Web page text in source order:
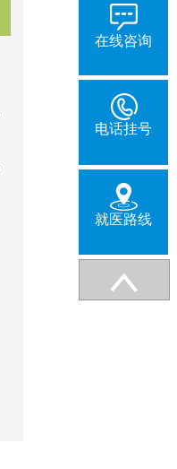
在线咨询
电话挂号
就医路线